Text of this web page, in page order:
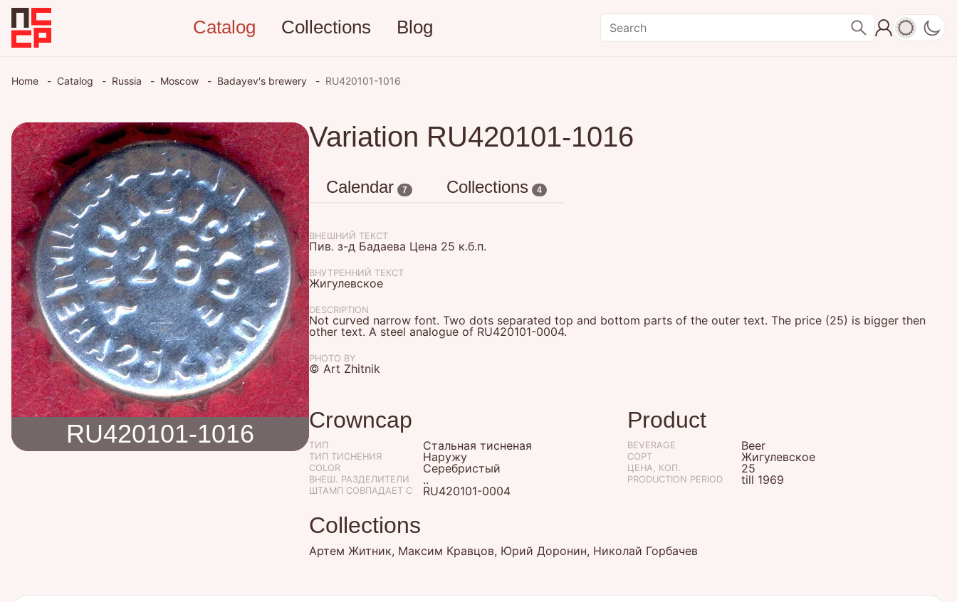
Catalog Collections Blog
Home Catalog Russia Moscow Badayev's brewery RU420101-1016
RU420101-1016
Variation RU420101-1016
Calendar 7 Collections 4
ВНЕШНИЙ ТЕКСТ
Пив. з-д Бадаева Цена 25 к.б.п.
ВНУТРЕННИЙ ТЕКСТ
Жигулевское
DESCRIPTION
Not curved narrow font. Two dots separated top and bottom parts of the outer text. The price (25) is bigger then
other text. A steel analogue of RU420101-0004.
PHOTO BY
© Art Zhitnik
Crowncap
ТИП Стальная тисненая
ТИП ТИСНЕНИЯ Наружу
COLOR Серебристый
ВНЕШ. РАЗДЕЛИТЕЛИ ..
ШТАМП СОВПАДАЕТ С RU420101-0004
Product
BEVERAGE Beer
СОРТ Жигулевское
ЦЕНА, КОП. 25
PRODUCTION PERIOD till 1969
Collections
Артем Житник, Максим Кравцов, Юрий Доронин, Николай Горбачев